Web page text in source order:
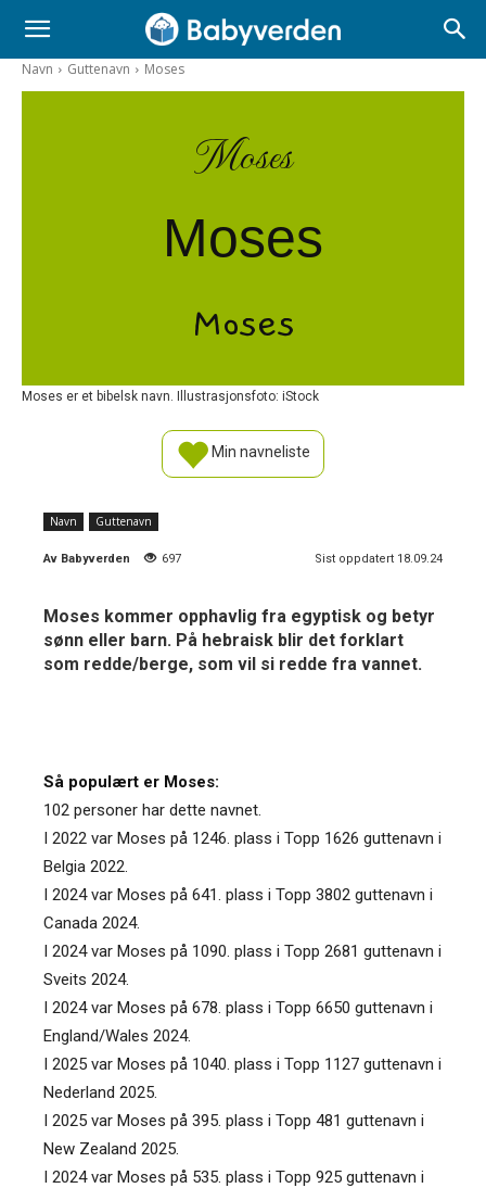
Navn Guttenavn Moses
Moses
Moses
Moses
Moses er et bibelsk navn. Illustrasjonsfoto: iStock
Min navneliste
Navn Guttenavn
Av Babyverden 697 Sist oppdatert 18.09.24
Moses kommer opphavlig fra egyptisk og betyr
sønn eller barn. På hebraisk blir det forklart
som redde/berge, som vil si redde fra vannet.
Så populært er Moses:
102 personer har dette navnet.
I 2022 var Moses på 1246. plass i Topp 1626 guttenavn i
Belgia 2022.
I 2024 var Moses på 641. plass i Topp 3802 guttenavn i
Canada 2024.
I 2024 var Moses på 1090. plass i Topp 2681 guttenavn i
Sveits 2024.
I 2024 var Moses på 678. plass i Topp 6650 guttenavn i
England/Wales 2024.
I 2025 var Moses på 1040. plass i Topp 1127 guttenavn i
Nederland 2025.
I 2025 var Moses på 395. plass i Topp 481 guttenavn i
New Zealand 2025.
I 2024 var Moses på 535. plass i Topp 925 guttenavn i